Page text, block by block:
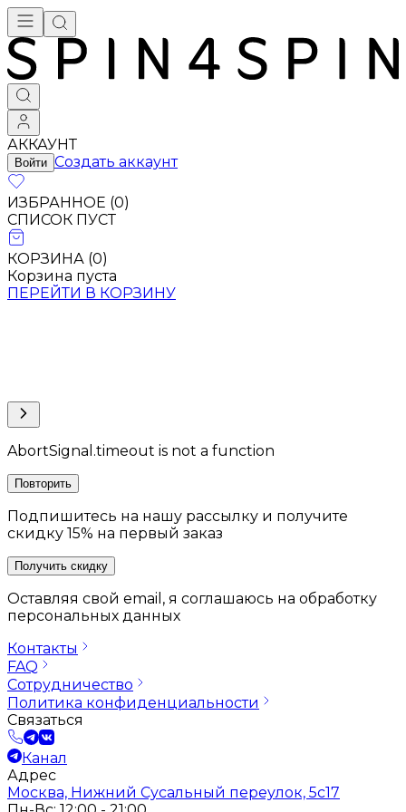
АККАУНТ
Войти Создать аккаунт
ИЗБРАННОЕ (0)
СПИСОК ПУСТ
КОРЗИНА (0)
Корзина пуста
ПЕРЕЙТИ В КОРЗИНУ
AbortSignal.timeout is not a function
Повторить
Подпишитесь на нашу рассылку и получите
скидку 15% на первый заказ
Получить скидку
Оставляя свой email, я соглашаюсь на обработку
персональных данных
Контакты
FAQ
Сотрудничество
Политика конфиденциальности
Связаться
Канал
Адрес
Москва, Нижний Сусальный переулок, 5с17